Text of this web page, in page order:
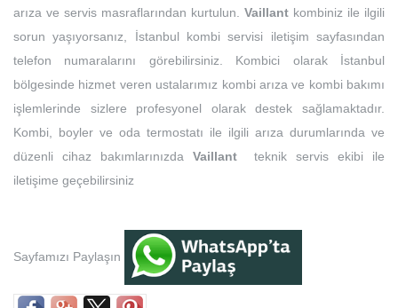
arıza ve servis masraflarından kurtulun. Vaillant kombiniz ile ilgili
sorun yaşıyorsanız, İstanbul kombi servisi iletişim sayfasından
telefon numaralarını görebilirsiniz. Kombici olarak İstanbul
bölgesinde hizmet veren ustalarımız kombi arıza ve kombi bakımı
işlemlerinde sizlere profesyonel olarak destek sağlamaktadır.
Kombi, boyler ve oda termostatı ile ilgili arıza durumlarında ve
düzenli cihaz bakımlarınızda Vaillantteknik servis ekibi ile
iletişime geçebilirsiniz
Sayfamızı Paylaşın